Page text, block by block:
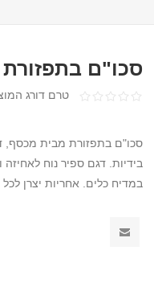
סכו"ם
טרם דורג
סכו"ם בתפזורת מבית מכסף,
בידיות. דגם ספיר נוח לאחיזה
במדיח כלים. אחריות יצרן